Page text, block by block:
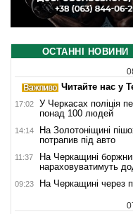
ОСТАННІ НОВИНИ
Читайте нас у
17:02
У Черкасах поліція
понад 100 людей
14:14
На Золотоніщині
потрапив під авто
11:37
На Черкащині
нараховуватимуть
09:23 На Черкащині через